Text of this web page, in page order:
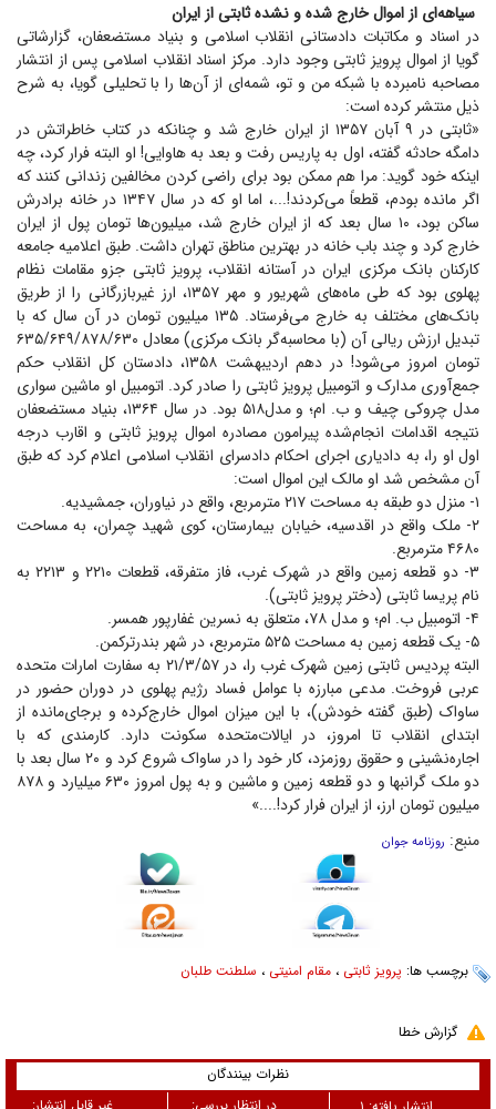
سیاهه‌ای از اموال خارج شده و نشده ثابتی از ایران
در اسناد و مکاتبات دادستانی انقلاب اسلامی و بنیاد مستضعفان، گزارشاتی
گویا از اموال پرویز ثابتی وجود دارد. مرکز اسناد انقلاب اسلامی پس از انتشار
مصاحبه نامبرده با شبکه من و تو، شمه‌ای از آن‌ها را با تحلیلی گویا، به شرح
ذیل منتشر کرده است:
«ثابتی در ۹ آبان ۱۳۵۷ از ایران خارج شد و چنانکه در کتاب خاطراتش در
دامگه حادثه گفته، اول به پاریس رفت و بعد به هاوایی! او البته فرار کرد، چه
اینکه خود گوید: مرا هم ممکن بود برای راضی کردن مخالفین زندانی کنند که
اگر مانده بودم، قطعاً می‌کردند!...، اما او که در سال ۱۳۴۷ در خانه برادرش
ساکن بود، ۱۰ سال بعد که از ایران خارج شد، میلیون‌ها تومان پول از ایران
خارج کرد و چند باب خانه در بهترین مناطق تهران داشت. طبق اعلامیه جامعه
کارکنان بانک مرکزی ایران در آستانه انقلاب، پرویز ثابتی جزو مقامات نظام
پهلوی بود که طی ماه‌های شهریور و مهر ۱۳۵۷، ارز غیربازرگانی را از طریق
بانک‌های مختلف به خارج می‌فرستاد. ۱۳۵ میلیون تومان در آن سال که با
تبدیل ارزش ریالی آن (با محاسبه‌گر بانک مرکزی) معادل ۶۳۵/۶۴۹/۸۷۸/۶۳۰
تومان امروز می‌شود! در دهم اردیبهشت ۱۳۵۸، دادستان کل انقلاب حکم
جمع‌آوری مدارک و اتومبیل پرویز ثابتی را صادر کرد. اتومبیل او ماشین سواری
مدل چروکی چیف و ب. ام؛ و مدل۵۱۸ بود. در سال ۱۳۶۴، بنیاد مستضعفان
نتیجه اقدامات انجا‌م‌شده پیرامون مصادره اموال پرویز ثابتی و اقارب درجه
اول او را، به دادیاری اجرای احکام دادسرای انقلاب اسلامی اعلام کرد که طبق
آن مشخص شد او مالک این اموال است:
۱- منزل دو طبقه به مساحت ۲۱۷ مترمربع، واقع در نیاوران، جمشیدیه.
۲- ملک واقع در اقدسیه، خیابان بیمارستان، کوی شهید چمران، به مساحت
۴۶۸۰ مترمربع.
۳- دو قطعه زمین واقع در شهرک غرب، فاز متفرقه، قطعات ۲۲۱۰ و ۲۲۱۳ به
نام پریسا ثابتی (دختر پرویز ثابتی).
۴- اتومبیل ب. ام؛ و مدل ۷۸، متعلق به نسرین غفارپور همسر.
۵- یک قطعه زمین به مساحت ۵۲۵ مترمربع، در شهر بندرترکمن.
البته پردیس ثابتی زمین شهرک غرب را، در ۲۱/۳/۵۷ به سفارت امارات متحده
عربی فروخت. مدعی مبارزه با عوامل فساد رژیم پهلوی در دوران حضور در
ساواک (طبق گفته خودش)، با این میزان اموال خارج‌کرده و برجای‌مانده از
ابتدای انقلاب تا امروز، در ایالات‌متحده سکونت دارد. کارمندی که با
اجاره‌نشینی و حقوق روزمزد، کار خود را در ساواک شروع کرد و ۲۰ سال بعد با
دو ملک گرانبها و دو قطعه زمین و ماشین و به پول امروز ۶۳۰ میلیارد و ۸۷۸
میلیون تومان ارز، از ایران فرار کرد!....»
منبع: روزنامه جوان
برچسب ها: پرویز ثابتی ، مقام امنیتی ، سلطنت طلبان
گزارش خطا
نظرات بینندگان